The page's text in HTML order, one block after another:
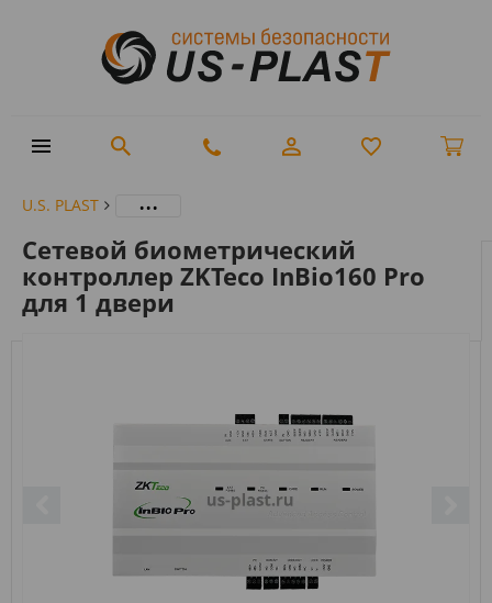
U.S. PLAST ...
Сетевой биометрический
контроллер ZKTeco InBio160 Pro
для 1 двери